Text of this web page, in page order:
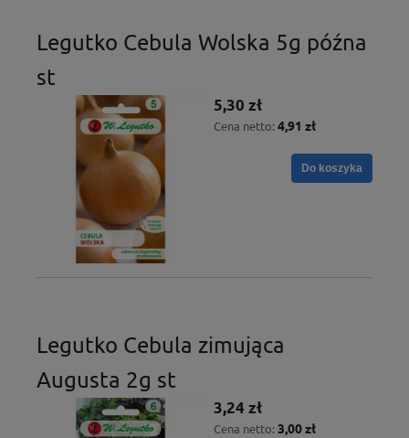
Legutko Cebula Wolska 5g późna
st
5,30 zł
Cena netto: 4,91 zł
Do koszyka
Legutko Cebula zimująca
Augusta 2g st
3,24 zł
Cena netto: 3,00 zł